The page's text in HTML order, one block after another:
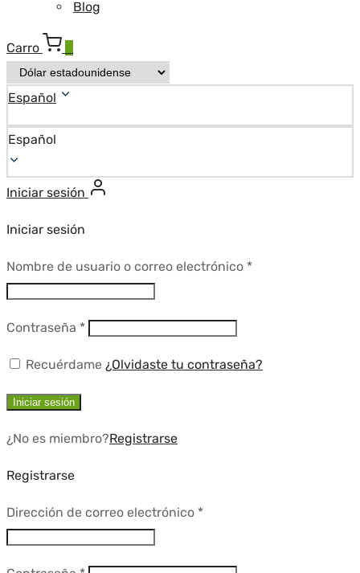
Blog
Carro
Español
Español
Iniciar sesión
Iniciar sesión
Nombre de usuario o correo electrónico *Requerido
Contraseña *Requerido
Recuérdame ¿Olvidaste tu contraseña?
Iniciar sesión
¿No es miembro?Registrarse
Registrarse
Dirección de correo electrónico *Requerido